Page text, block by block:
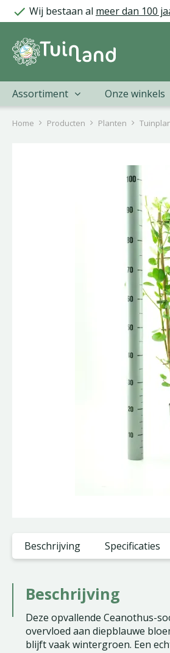
naar
Home Producten Planten
Wij bestaan al meer dan 100
Assortiment Onze winkels
Beschrijving Specificaties
Beschrijving
Deze opvallende Ceanothus-
overvloed aan diepblauwe
blijft vaak wintergroen. Een